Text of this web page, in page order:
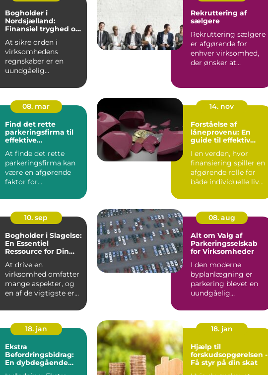
Bogholder i
Nordsjælland:
Finansiel tryghed og
At sikre orden i
virksomhedens
regnskaber er en
uundgåelig
virke uoversk...
Rekruttering af
sælgere
Rekruttering sælgere
er afgørende for
enhver virksomhed,
der ønsker at
08. mar
Find det rette
parkeringsfirma til
effektive
At finde det rette
parkeringsfirma kan
være en afgørende
faktor for
14. nov
Forståelse af
låneprovenu: En
guide til effektiv
I en verden, hvor
finansiering spiller en
afgørende rolle for
både individuelle liv
10. sep
Bogholder i Slagelse:
En Essentiel
Ressource for Din
At drive en
virksomhed omfatter
mange aspekter, og
en af de vigtigste er
økonomist...
08. aug
Alt om Valg af
Parkeringsselskab
for Virksomheder
I den moderne
byplanlægning er
parkering blevet en
uundgåelig
virks...
18. jan
Ekstra
Befordringsbidrag:
En dybdegående
18. jan
Hjælp til
forskudsopgørelsen -
Få styr på din skat